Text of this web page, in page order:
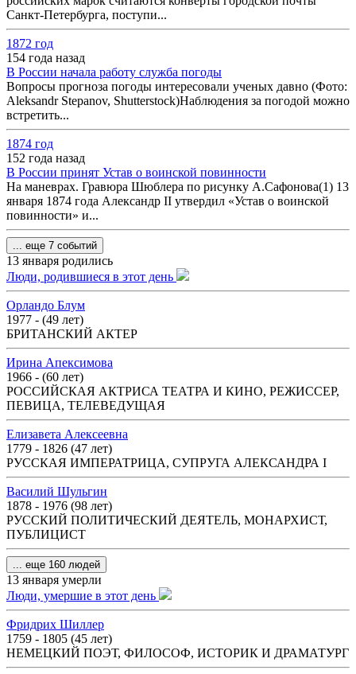
Санкт-Петербурга, поступи...
1872 год
154 года назад
В России начала работу служба погоды
Вопросы прогноза погоды интересовали ученых давно (Фото:
Aleksandr Stepanov, Shutterstock)Наблюдения за погодой можно
встретить...
1874 год
152 года назад
В России принят Устав о воинской повинности
На маневрах. Гравюра Шюблера по рисунку А.Сафонова(1) 13
января 1874 года Александр II утвердил «Устав о воинской
повинности» и...
... еще 7 событий
13 января родились
Люди, родившиеся в этот день
Орландо Блум
1977 - (49 лет)
БРИТАНСКИЙ АКТЕР
Ирина Апексимова
1966 - (60 лет)
РОССИЙСКАЯ АКТРИСА ТЕАТРА И КИНО, РЕЖИССЕР,
ПЕВИЦА, ТЕЛЕВЕДУЩАЯ
Елизавета Алексеевна
1779 - 1826 (47 лет)
РУССКАЯ ИМПЕРАТРИЦА, СУПРУГА АЛЕКСАНДРА I
Василий Шульгин
1878 - 1976 (98 лет)
РУССКИЙ ПОЛИТИЧЕСКИЙ ДЕЯТЕЛЬ, МОНАРХИСТ,
ПУБЛИЦИСТ
... еще 160 людей
13 января умерли
Люди, умершие в этот день
Фридрих Шиллер
1759 - 1805 (45 лет)
НЕМЕЦКИЙ ПОЭТ, ФИЛОСОФ, ИСТОРИК И ДРАМАТУРГ